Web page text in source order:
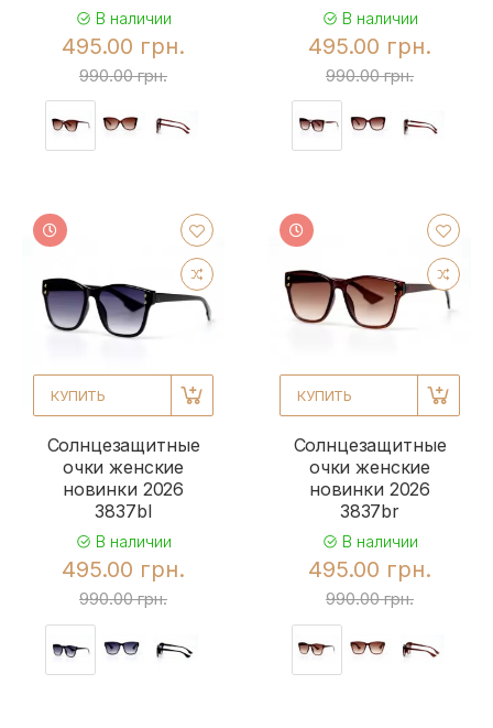
В наличии
495.00 грн.
990.00 грн.
В наличии
495.00 грн.
990.00 грн.
КУПИТЬ
Солнцезащитные
очки женские
новинки 2026
3837bl
В наличии
495.00 грн.
990.00 грн.
КУПИТЬ
Солнцезащитные
очки женские
новинки 2026
3837br
В наличии
495.00 грн.
990.00 грн.